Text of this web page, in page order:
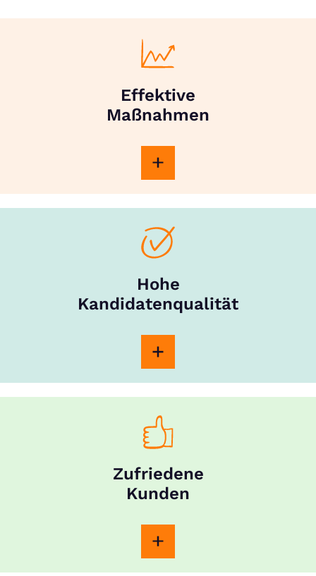
Effektive
Maßnahmen
Hohe
Kandidatenqualität
Zufriedene
Kunden